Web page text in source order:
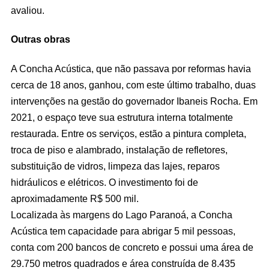
avaliou.
Outras obras
A Concha Acústica, que não passava por reformas havia
cerca de 18 anos, ganhou, com este último trabalho, duas
intervenções na gestão do governador Ibaneis Rocha. Em
2021, o espaço teve sua estrutura interna totalmente
restaurada. Entre os serviços, estão a pintura completa,
troca de piso e alambrado, instalação de refletores,
substituição de vidros, limpeza das lajes, reparos
hidráulicos e elétricos. O investimento foi de
aproximadamente R$ 500 mil.
Localizada às margens do Lago Paranoá, a Concha
Acústica tem capacidade para abrigar 5 mil pessoas,
conta com 200 bancos de concreto e possui uma área de
29.750 metros quadrados e área construída de 8.435